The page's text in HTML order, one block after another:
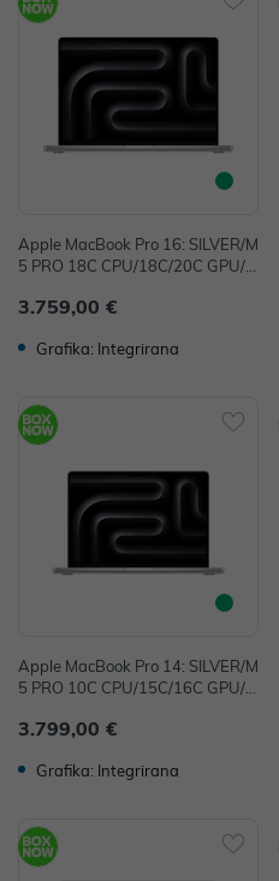
Apple MacBook Pro 16: SILVER/M
5 PRO 18C CPU/18C/20C GPU/2
3.759,00 €
Grafika: Integrirana
Apple MacBook Pro 14: SILVER/M
5 PRO 10C CPU/15C/16C GPU/2
3.799,00 €
Grafika: Integrirana